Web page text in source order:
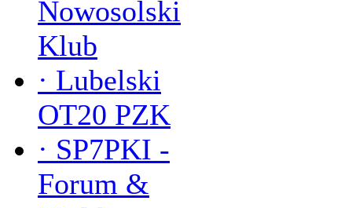
Nowosolski
Klub
· Lubelski
OT20 PZK
· SP7PKI -
Forum &